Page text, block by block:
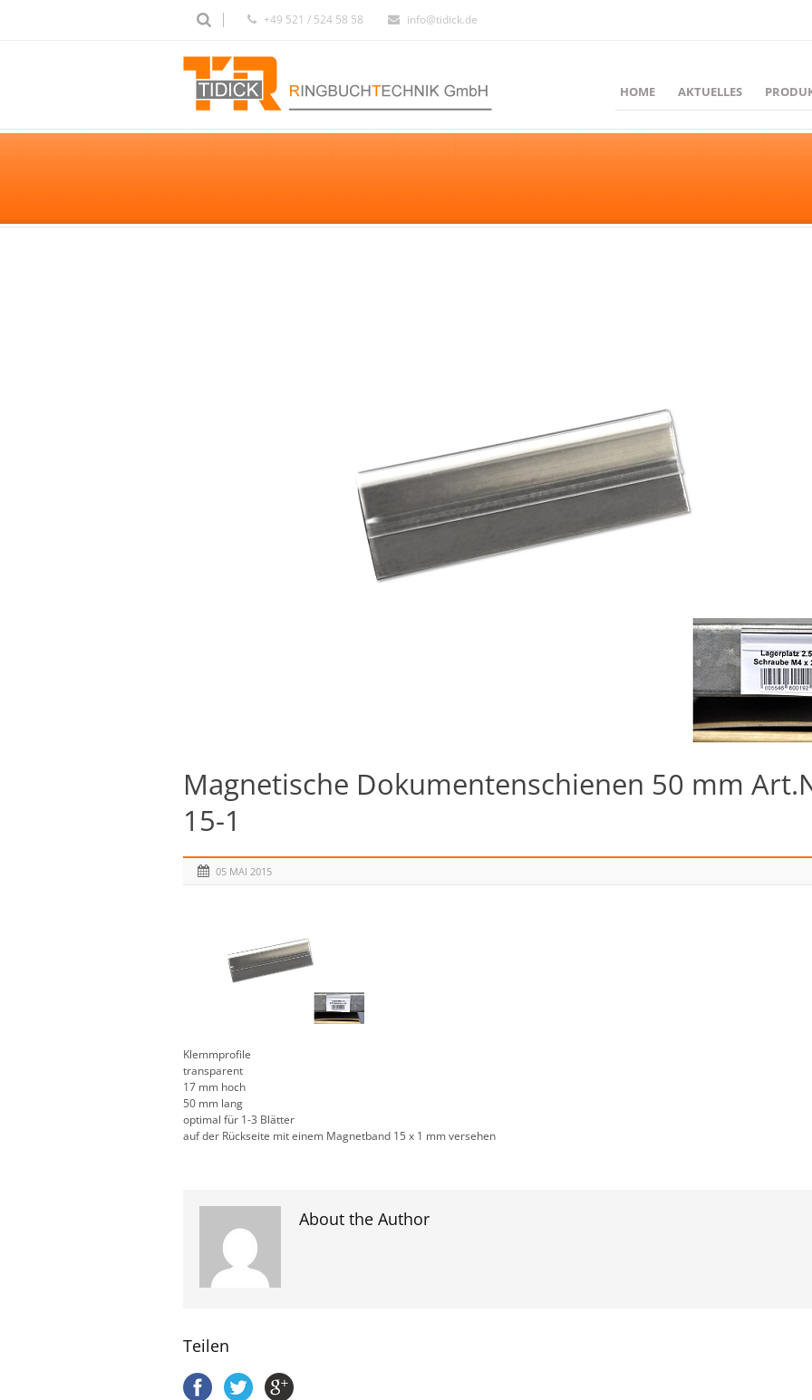
+49 521 / 524 58 58 info@tidick.de
HOME AKTUELLES
Magnetische Dokumentenschienen 50 mm
15-1
05 MAI 2015
Klemmprofile
transparent
17 mm hoch
50 mm lang
optimal für 1-3 Blätter
auf der Rückseite mit einem Magnetband 15 x 1 mm versehen
About the Author
Teilen